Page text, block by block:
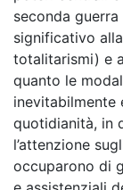
seconda
significativo
totalitarismi) e
quanto le
inevitabilmente
quotidianità, in
l’attenzione
occuparono di